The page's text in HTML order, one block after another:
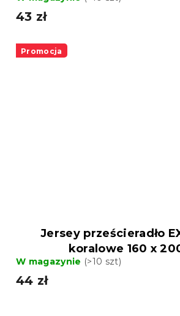
43 zł
Promocja
Jersey prześcieradło
koralowe 160 x
W magazynie (>10 szt)
44 zł